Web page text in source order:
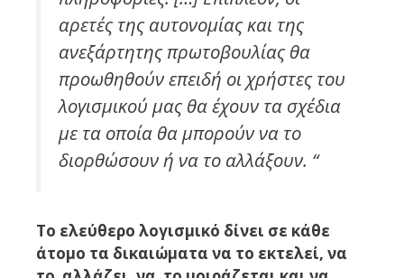
αρετές της αυτονομίας και της
ανεξάρτητης πρωτοβουλίας θα
προωθηθούν επειδή οι χρήστες του
λογισμικού μας θα έχουν τα σχέδια
με τα οποία θα μπορούν να το
διορθώσουν ή να το αλλάξουν. “
Το ελεύθερο λογισμικό δίνει σε κάθε
άτομο τα δικαιώματα να το εκτελεί, να